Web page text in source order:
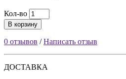
Кол-во
В корзину
0 отзывов /Написать отзыв
ДОСТАВКА